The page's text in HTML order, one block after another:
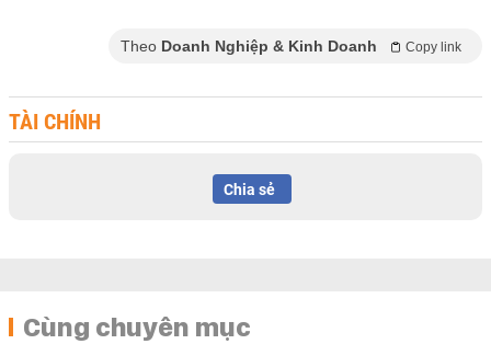
Theo Doanh Nghiệp & Kinh Doanh Copy link
TÀI CHÍNH
Chia sẻ
Cùng chuyên mục